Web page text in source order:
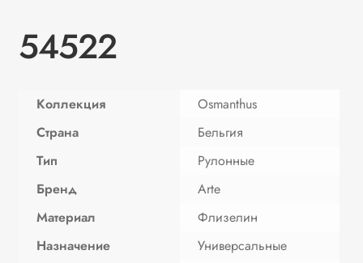
54522
Коллекция
Osmanthus
Страна
Бельгия
Тип
Рулонные
Бренд
Arte
Материал
Флизелин
Назначение
Универсальные